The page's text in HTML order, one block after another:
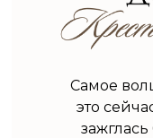
Самое
это